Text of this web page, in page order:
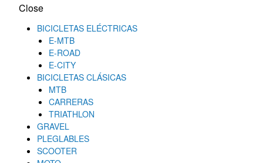
Close
BICICLETAS ELÉCTRICAS
E-MTB
E-ROAD
E-CITY
BICICLETAS CLÁSICAS
MTB
CARRERAS
TRIATHLON
GRAVEL
PLEGLABLES
SCOOTER